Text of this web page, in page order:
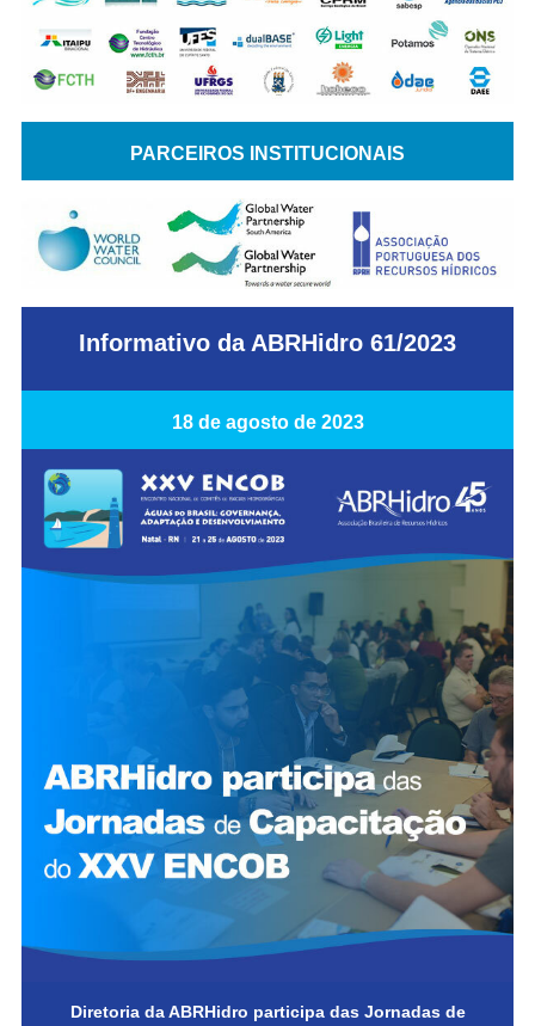
PARCEIROS INSTITUCIONAIS
Informativo da ABRHidro 61/2023
18 de agosto de 2023
Diretoria da ABRHidro participa das Jornadas de